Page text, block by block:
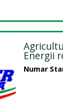
Energii
Numar